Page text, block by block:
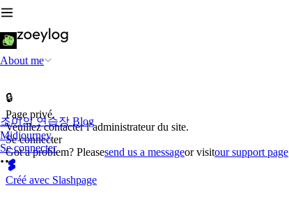
About me
조이의 연습장 Blog
Midjourney
Se connecter
🔒
Page privé.
Veuillez contacter l’administrateur du site.
Se connecter
Got a problem? Pleasesend us a messageor visitour support page
Créé avec Slashpage